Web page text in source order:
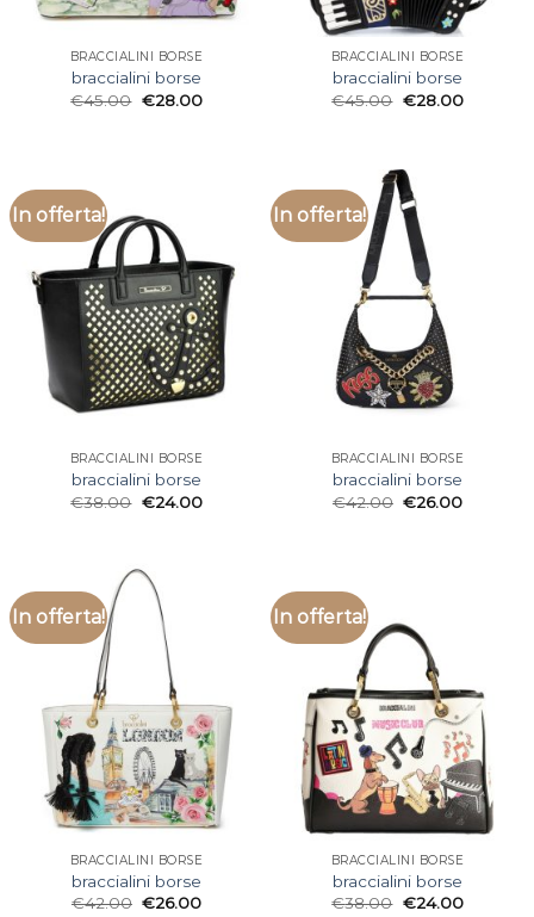
BRACCIALINI BORSE
braccialini borse
€45.00 €28.00
BRACCIALINI BORSE
braccialini borse
€45.00 €28.00
In offerta!
BRACCIALINI BORSE
braccialini borse
€38.00 €24.00
In offerta!
BRACCIALINI BORSE
braccialini borse
€42.00 €26.00
In offerta!
BRACCIALINI BORSE
braccialini borse
€42.00 €26.00
In offerta!
BRACCIALINI BORSE
braccialini borse
€38.00 €24.00